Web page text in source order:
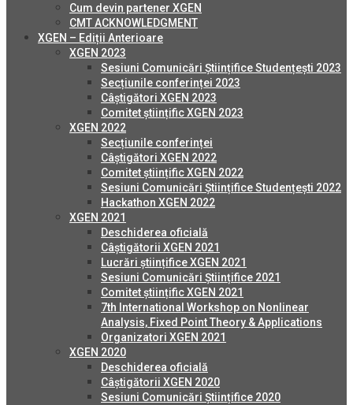
Cum devin partener XGEN
CMT ACKNOWLEDGMENT
XGEN – Ediții Anterioare
XGEN 2023
Sesiuni Comunicări Științifice Studențești 2023
Secțiunile conferinței 2023
Câștigători XGEN 2023
Comitet științific XGEN 2023
XGEN 2022
Secțiunile conferinței
Câștigători XGEN 2022
Comitet științific XGEN 2022
Sesiuni Comunicări Științifice Studențești 2022
Hackathon XGEN 2022
XGEN 2021
Deschiderea oficială
Câștigătorii XGEN 2021
Lucrări științifice XGEN 2021
Sesiuni Comunicări Științifice 2021
Comitet științific XGEN 2021
7th International Workshop on Nonlinear
Analysis, Fixed Point Theory & Applications
Organizatori XGEN 2021
XGEN 2020
Deschiderea oficială
Câștigătorii XGEN 2020
Sesiuni Comunicări Științifice 2020